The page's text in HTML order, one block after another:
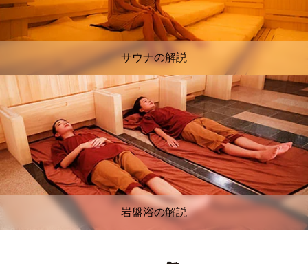
サウナの解説
岩盤浴の解説